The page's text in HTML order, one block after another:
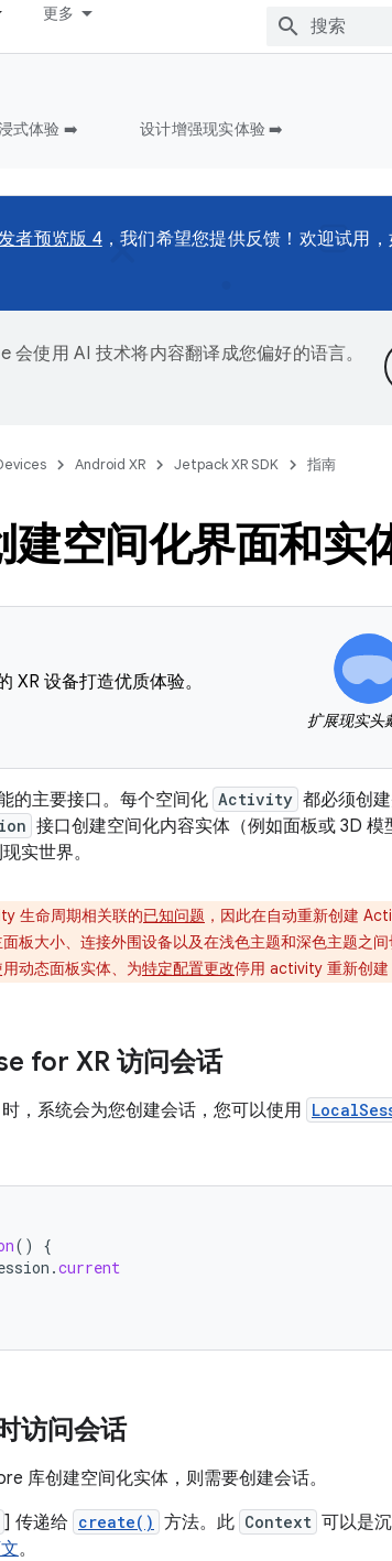
更多
式体验 ➡️ 设计增强现实体验 ➡️
者预览版 4，我们希望您提供反馈！欢迎试用
会使用 AI 技术将内容翻译成您偏好的语言。
Android XR Jetpack XR SDK 指南
建空间化界面和实
XR 设备打造优质体验。
扩展现实头
的主要接口。每个空间化 Activity 都必须创
接口创建空间化内容实体（例如面板或 3D 模
实世界。
生命周期相关联的已知问题 ，因此在自动重新创建
板大小、连接外围设备以及在浅色主题和深色主题之
动态面板实体、为特定配置更改停用 activity 重新创建
for XR 访问会话
，系统会为您创建会话，您可以使用
()
{
.current
访问会话
库创建空间化实体，则需要创建会话。
] 传递给 create() 方法。此 Context 可以是
。